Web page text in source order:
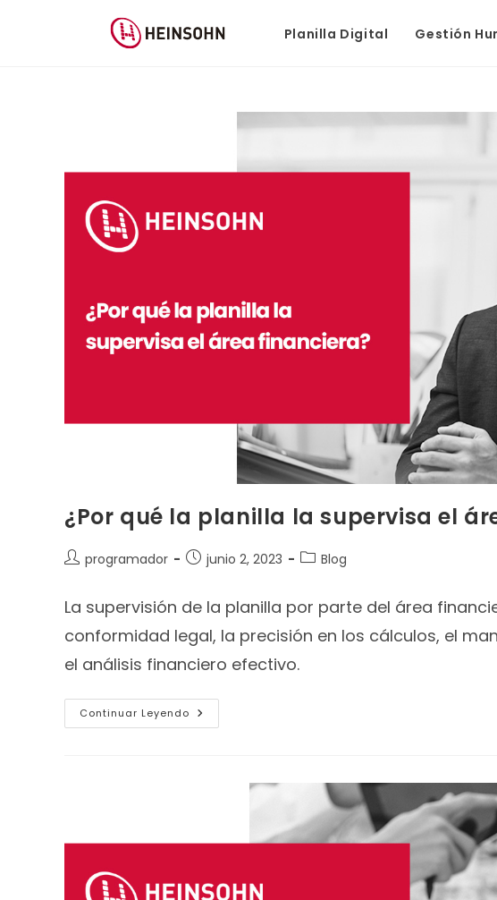
Planilla Digital Gestión
¿Por qué la planilla la supervisa el
programador junio 2, 2023 Blog
La supervisión de la planilla por parte del área
conformidad legal, la precisión en los cálculos, el
el análisis financiero efectivo.
Continuar Leyendo